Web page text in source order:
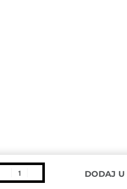
DODAJ U